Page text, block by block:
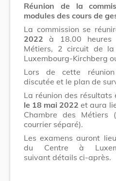
Réunion de la
modules des cours de
La commission se
2022 à 18.00
Métiers, 2 circuit de la
Luxembourg-Kirchberg
Lors de cette
discutée et le plan de
La réunion des résultats
le 18 mai 2022 et aura
Chambre des
courrier séparé).
Les examens auront
du Centre à
suivant détails ci-après.